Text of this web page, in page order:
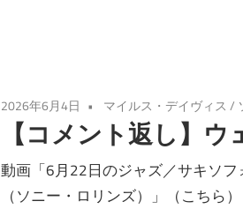
2026年6月4日 マイルス・デイヴィス /
【コメント返し】ウ
動画「6月22日のジャズ／サキソフ
（ソニー・ロリンズ）」（こちら